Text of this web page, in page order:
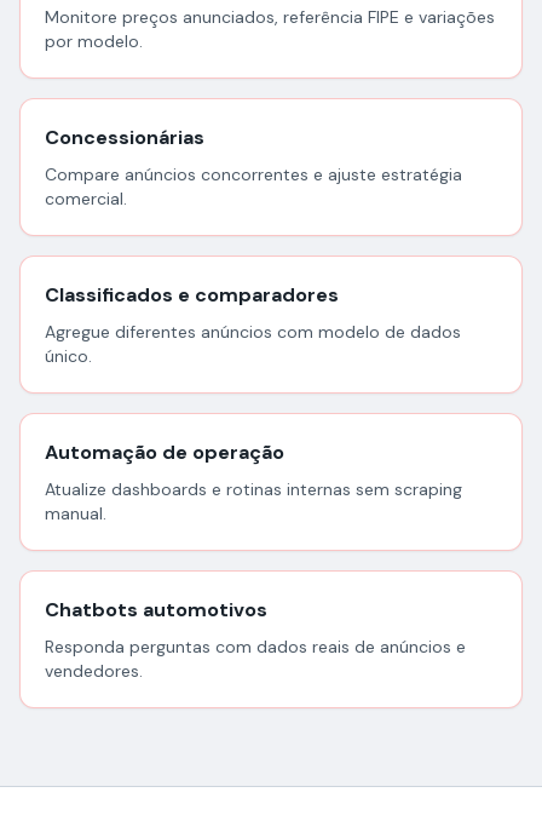
Monitore preços anunciados, referência FIPE e variações
por modelo.
Concessionárias
Compare anúncios concorrentes e ajuste estratégia
comercial.
Classificados e comparadores
Agregue diferentes anúncios com modelo de dados
único.
Automação de operação
Atualize dashboards e rotinas internas sem scraping
manual.
Chatbots automotivos
Responda perguntas com dados reais de anúncios e
vendedores.